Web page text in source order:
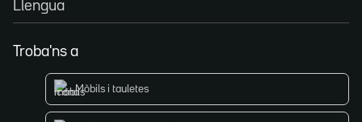
Llengua
Troba'ns a
Mòbils i tauletes